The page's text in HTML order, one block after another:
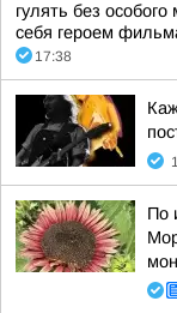
гулять без
себя героем
17:38
По